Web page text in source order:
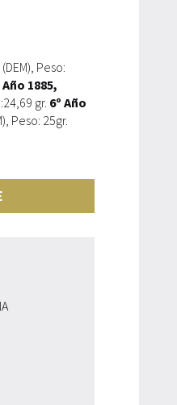
Peso:
Año 1885,
gr. 6º Año
Peso: 25gr.